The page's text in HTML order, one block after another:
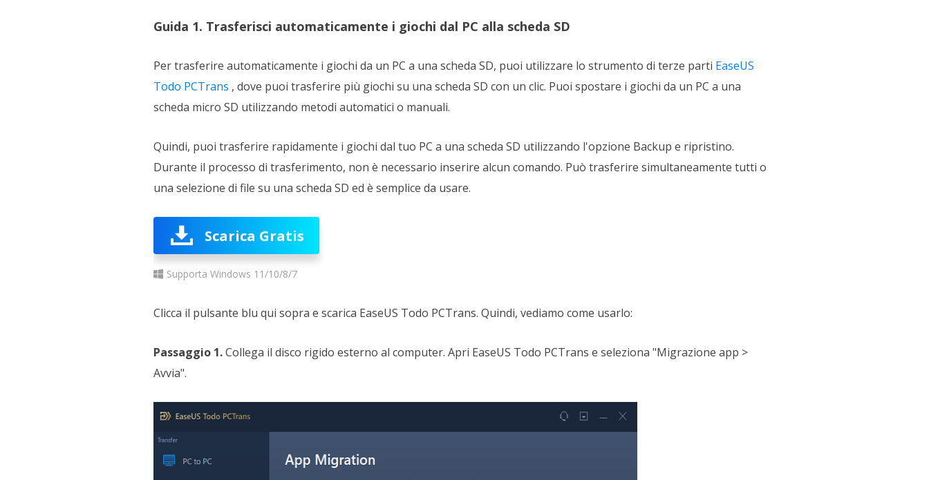
Guida 1. Trasferisci automaticamente i giochi dal PC alla scheda SD
Per trasferire automaticamente i giochi da un PC a una scheda SD, puoi utilizzare lo strumento di terze parti EaseUS
Todo PCTrans , dove puoi trasferire più giochi su una scheda SD con un clic. Puoi spostare i giochi da un PC a una
scheda micro SD utilizzando metodi automatici o manuali.
Quindi, puoi trasferire rapidamente i giochi dal tuo PC a una scheda SD utilizzando l'opzione Backup e ripristino.
Durante il processo di trasferimento, non è necessario inserire alcun comando. Può trasferire simultaneamente tutti o
una selezione di file su una scheda SD ed è semplice da usare.
Scarica Gratis
Supporta Windows 11/10/8/7
Clicca il pulsante blu qui sopra e scarica EaseUS Todo PCTrans. Quindi, vediamo come usarlo:
Passaggio 1.Collega il disco rigido esterno al computer. Apri EaseUS Todo PCTrans e seleziona "Migrazione app >
Avvia".